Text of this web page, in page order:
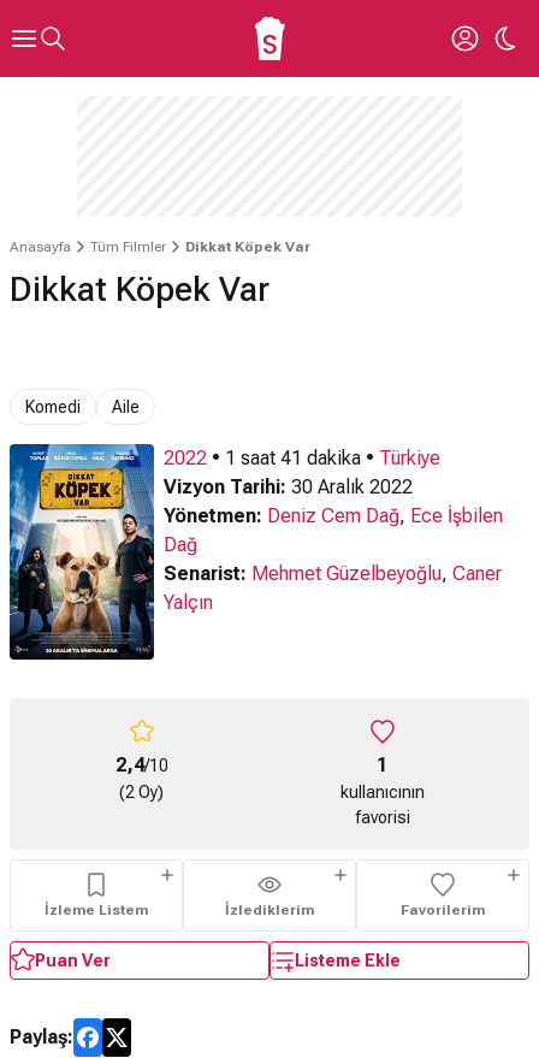
Anasayfa Tüm Filmler Dikkat Köpek Var
Dikkat Köpek Var
Komedi Aile
2022 • 1 saat 41 dakika • Türkiye
Vizyon Tarihi: 30 Aralık 2022
Yönetmen: Deniz Cem Dağ, Ece İşbilen
Dağ
Senarist: Mehmet Güzelbeyoğlu, Caner
Yalçın
2,4/10
(2 Oy)
1
kullanıcının
favorisi
İzleme Listem İzlediklerim Favorilerim
Puan Ver Listeme Ekle
Paylaş: